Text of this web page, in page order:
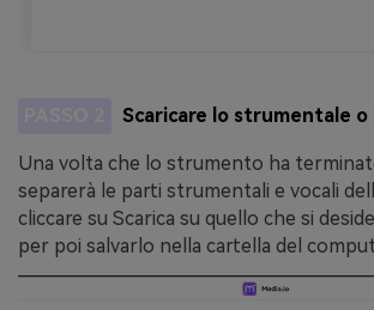
Scaricare lo strumentale o
Una volta che lo strumento ha
separerà le parti strumentali e vocali
cliccare su Scarica su quello che si
per poi salvarlo nella cartella del